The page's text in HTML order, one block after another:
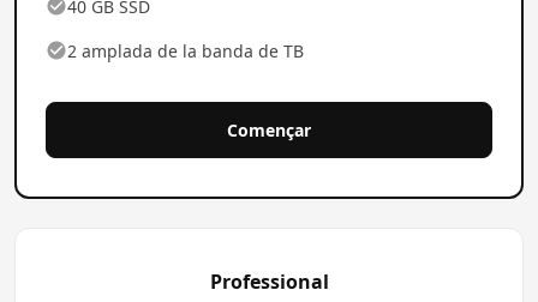
40 GB SSD
2 amplada de la banda de TB
Començar
Professional